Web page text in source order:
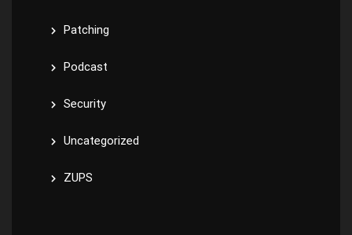
Patching
Podcast
Security
Uncategorized
ZUPS